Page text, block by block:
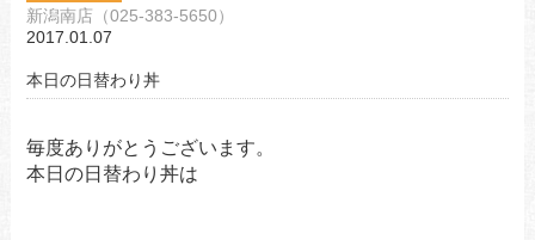
新潟南店（025-383-5650）
2017.01.07
本日の日替わり丼
毎度ありがとうございます。
本日の日替わり丼は